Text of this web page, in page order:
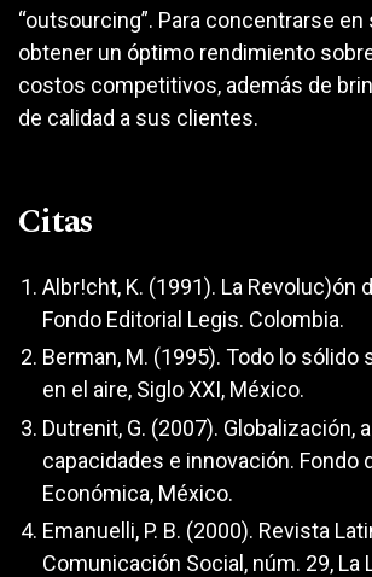
“outsourcing”. Para concentrarse
obtener un óptimo rendimiento
costos competitivos, además de
de calidad a sus clientes.
Citas
Albr!cht, K. (1991). La Revoluc)ón
Fondo Editorial Legis. Colombia.
Berman, M. (1995). Todo lo sólido
en el aire, Siglo XXI, México.
Dutrenit, G. (2007). Globalización,
capacidades e innovación. Fondo
Económica, México.
Emanuelli, P. B. (2000). Revista
Comunicación Social, núm. 29, La